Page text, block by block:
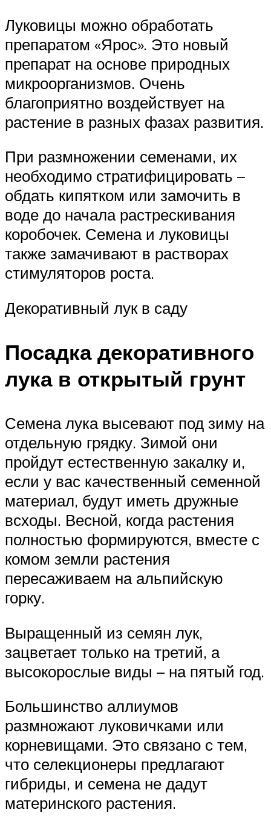
Луковицы можно обработать
препаратом «Ярос». Это новый
препарат на основе природных
микроорганизмов. Очень
благоприятно воздействует на
растение в разных фазах развития.
При размножении семенами, их
необходимо стратифицировать –
обдать кипятком или замочить в
воде до начала растрескивания
коробочек. Семена и луковицы
также замачивают в растворах
стимуляторов роста.
Декоративный лук в саду
Посадка декоративного
лука в открытый грунт
Семена лука высевают под зиму на
отдельную грядку. Зимой они
пройдут естественную закалку и,
если у вас качественный семенной
материал, будут иметь дружные
всходы. Весной, когда растения
полностью формируются, вместе с
комом земли растения
пересаживаем на альпийскую
горку.
Выращенный из семян лук,
зацветает только на третий, а
высокорослые виды – на пятый год.
Большинство аллиумов
размножают луковичками или
корневищами. Это связано с тем,
что селекционеры предлагают
гибриды, и семена не дадут
материнского растения.